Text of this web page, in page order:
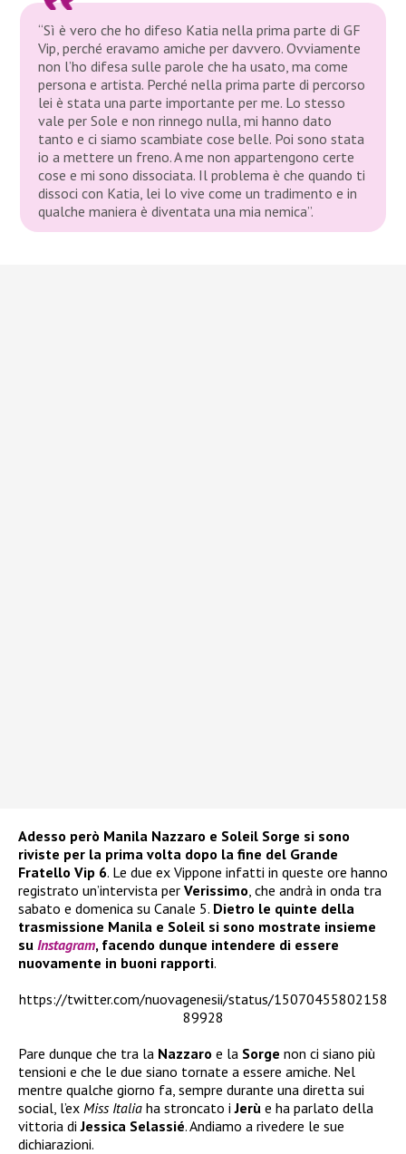
“Sì è vero che ho difeso Katia nella prima parte di GF
Vip, perché eravamo amiche per davvero. Ovviamente
non l’ho difesa sulle parole che ha usato, ma come
persona e artista. Perché nella prima parte di percorso
lei è stata una parte importante per me. Lo stesso
vale per Sole e non rinnego nulla, mi hanno dato
tanto e ci siamo scambiate cose belle. Poi sono stata
io a mettere un freno. A me non appartengono certe
cose e mi sono dissociata. Il problema è che quando ti
dissoci con Katia, lei lo vive come un tradimento e in
qualche maniera è diventata una mia nemica”.
Adesso però Manila Nazzaro e Soleil Sorge si sono
riviste per la prima volta dopo la fine del Grande
Fratello Vip 6. Le due ex Vippone infatti in queste ore hanno
registrato un’intervista per Verissimo , che andrà in onda tra
sabato e domenica su Canale 5. Dietro le quinte della
trasmissione Manila e Soleil si sono mostrate insieme
su Instagram, facendo dunque intendere di essere
nuovamente in buoni rapporti.
https://twitter.com/nuovagenesii/status/15070455802158
89928
Pare dunque che tra la Nazzaro e la Sorge non ci siano più
tensioni e che le due siano tornate a essere amiche. Nel
mentre qualche giorno fa, sempre durante una diretta sui
social, l’ex Miss Italia ha stroncato iJerù e ha parlato della
vittoria diJessica Selassié. Andiamo a rivedere le sue
dichiarazioni.